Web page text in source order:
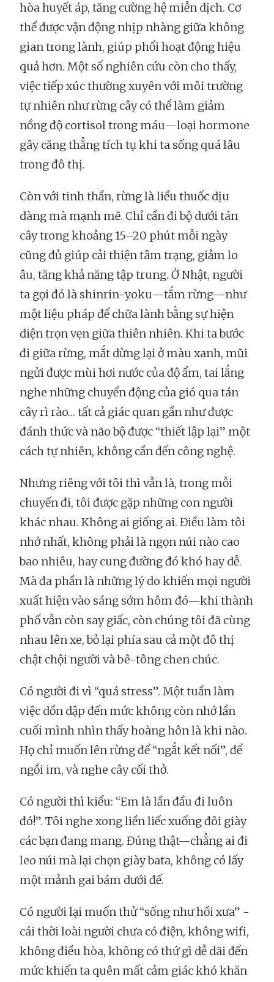
hòa huyết áp, tăng cường hệ miễn dịch. Cơ
thể được vận động nhịp nhàng giữa không
gian trong lành, giúp phổi hoạt động hiệu
quả hơn. Một số nghiên cứu còn cho thấy,
việc tiếp xúc thường xuyên với môi trường
tự nhiên như rừng cây có thể làm giảm
nồng độ cortisol trong máu—loại hormone
gây căng thẳng tích tụ khi ta sống quá lâu
trong đô thị.
Còn với tinh thần, rừng là liều thuốc dịu
dàng mà mạnh mẽ. Chỉ cần đi bộ dưới tán
cây trong khoảng 15–20 phút mỗi ngày
cũng đủ giúp cải thiện tâm trạng, giảm lo
âu, tăng khả năng tập trung. Ở Nhật, người
ta gọi đó là shinrin-yoku—tắm rừng—như
một liệu pháp để chữa lành bằng sự hiện
diện trọn vẹn giữa thiên nhiên. Khi ta bước
đi giữa rừng, mắt dừng lại ở màu xanh, mũi
ngửi được mùi hơi nước của độ ẩm, tai lắng
nghe những chuyển động của gió qua tán
cây rì rào… tất cả giác quan gần như được
đánh thức và não bộ được “thiết lập lại” một
cách tự nhiên, không cần đến công nghệ.
Nhưng riêng với tôi thì vẫn là, trong mỗi
chuyến đi, tôi được gặp những con người
khác nhau. Không ai giống ai. Điều làm tôi
nhớ nhất, không phải là ngọn núi nào cao
bao nhiêu, hay cung đường đó khó hay dễ.
Mà đa phần là những lý do khiến mọi người
xuất hiện vào sáng sớm hôm đó—khi thành
phố vẫn còn say giấc, còn chúng tôi đã cùng
nhau lên xe, bỏ lại phía sau cả một đô thị
chật chội người và bê-tông chen chúc.
Có người đi vì “quá stress”. Một tuần làm
việc dồn dập đến mức không còn nhớ lần
cuối mình nhìn thấy hoàng hôn là khi nào.
Họ chỉ muốn lên rừng để “ngắt kết nối”, để
ngồi im, và nghe cây cối thở.
Có người thì kiểu: “Em là lần đầu đi luôn
đó!”. Tôi nghe xong liền liếc xuống đôi giày
các bạn đang mang. Đúng thật—chẳng ai đi
leo núi mà lại chọn giày bata, không có lấy
một mảnh gai bám dưới đế.
Có người lại muốn thử “sống như hồi xưa” -
cái thời loài người chưa có điện, không wifi,
không điều hòa, không có thứ gì dễ dãi đến
mức khiến ta quên mất cảm giác khó khăn